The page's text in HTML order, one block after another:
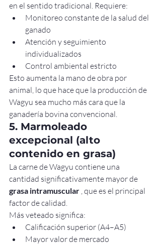
en el sentido tradicional. Requiere:
Monitoreo constante de la salud del
ganado
Atención y seguimiento
individualizados
Control ambiental estricto
Esto aumenta la mano de obra por
animal, lo que hace que la producción de
Wagyu sea mucho más cara que la
ganadería bovina convencional.
5. Marmoleado
excepcional (alto
contenido en grasa)
La carne de Wagyu contiene una
cantidad significativamente mayor de
grasa intramuscular , que es el principal
factor de calidad.
Más veteado significa:
Calificación superior (A4–A5)
Mayor valor de mercado